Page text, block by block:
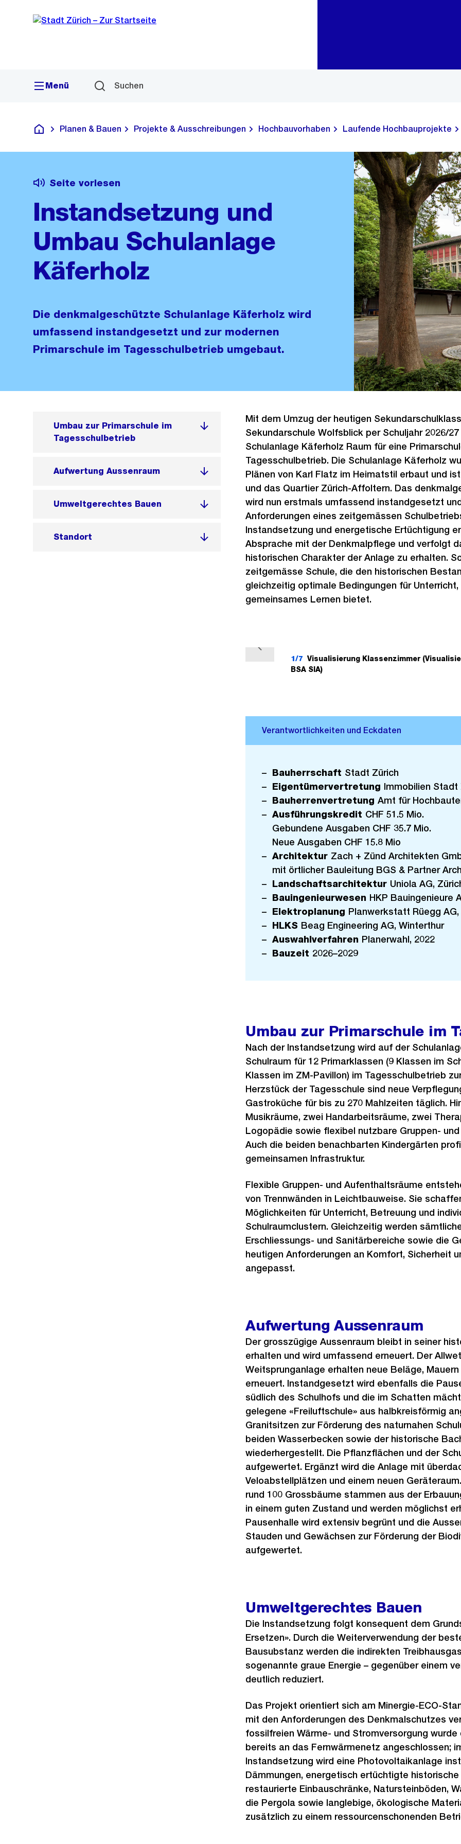
Navigation
Sprunglink
Menü Suchen
Deutsch
Planen & Bauen Projekte & Ausschreibungen Hochbauvorhaben Laufende Hochbauprojekte
Seite vorlesen
Instandsetzung und
Umbau Schulanlage
Käferholz
Die denkmalgeschützte Schulanlage Käferholz wird
umfassend instandgesetzt und zur modernen
Primarschule im Tagesschulbetrieb umgebaut.
Umbau zur Primarschule im
Tagesschulbetrieb
Aufwertung Aussenraum
Umweltgerechtes Bauen
Standort
Mit dem Umzug der heutigen
Sekundarschule Wolfsblick per Schuljahr 2026/
Schulanlage Käferholz Raum für eine
Tagesschulbetrieb. Die Schulanlage Käferholz
Plänen von Karl Flatz im Heimatstil erbaut und
und das Quartier Zürich-Affoltern. Das
wird nun erstmals umfassend instandgesetzt
Anforderungen eines zeitgemässen
Instandsetzung und energetische Ertüchtigung
Absprache mit der Denkmalpflege und verfolgt
historischen Charakter der Anlage zu erhalten.
zeitgemässe Schule, die den historischen
gleichzeitig optimale Bedingungen für Unterricht,
gemeinsames Lernen bietet.
1/7 Visualisierung Klassenzimmer
BSA SIA)
Bauherrschaft Stadt Zürich
Eigentümervertretung Immobilien Stadt
BauherrenvertretungAmt für
Ausführungskredit CHF 51.5 Mio.
Gebundene Ausgaben CHF 35.7 Mio.
Neue Ausgaben CHF 15.8 Mio
Architektur Zach + Zünd Architekten
mit örtlicher Bauleitung BGS & Partner
Landschaftsarchitektur Uniola AG,
Bauingenieurwesen HKP Bauingenieure
Elektroplanung Planwerkstatt Rüegg
HLKS Beag Engineering AG, Winterthur
Auswahlverfahren Planerwahl, 2022
Bauzeit 2026–2029
Umbau zur Primarschule im
Nach der Instandsetzung wird auf der
Schulraum für 12 Primarklassen (9 Klassen im
Klassen im ZM-Pavillon) im Tagesschulbetrieb
Herzstück der Tagesschule sind neue
Gastroküche für bis zu 270 Mahlzeiten täglich.
Musikräume, zwei Handarbeitsräume, zwei
Logopädie sowie flexibel nutzbare Gruppen-
Auch die beiden benachbarten Kindergärten
gemeinsamen Infrastruktur.
Flexible Gruppen- und Aufenthaltsräume
von Trennwänden in Leichtbauweise. Sie
Möglichkeiten für Unterricht, Betreuung und
Schulraumclustern. Gleichzeitig werden
Erschliessungs- und Sanitärbereiche sowie die
heutigen Anforderungen an Komfort, Sicherheit
angepasst.
Aufwertung Aussenraum
Der grosszügige Aussenraum bleibt in seiner
erhalten und wird umfassend erneuert. Der
Weitsprunganlage erhalten neue Beläge,
erneuert. Instandgesetzt wird ebenfalls die
südlich des Schulhofs und die im Schatten
gelegene «Freiluftschule» aus halbkreisförmig
Granitsitzen zur Förderung des naturnahen
beiden Wasserbecken sowie der historische
wiederhergestellt. Die Pflanzflächen und der
aufgewertet. Ergänzt wird die Anlage mit
Veloabstellplätzen und einem neuen
rund 100 Grossbäume stammen aus der
in einem guten Zustand und werden möglichst
Pausenhalle wird extensiv begrünt und die
Stauden und Gewächsen zur Förderung der
aufgewertet.
Umweltgerechtes Bauen
Die Instandsetzung folgt konsequent dem
Ersetzen». Durch die Weiterverwendung der
Bausubstanz werden die indirekten
sogenannte graue Energie – gegenüber einem
deutlich reduziert.
Das Projekt orientiert sich am Minergie-ECO-
mit den Anforderungen des Denkmalschutzes
fossilfreien Wärme- und Stromversorgung wurde
bereits an das Fernwärmenetz angeschlossen;
Instandsetzung wird eine Photovoltaikanlage
Dämmungen, energetisch ertüchtigte
restaurierte Einbauschränke, Natursteinböden,
die Pergola sowie langlebige, ökologische
zusätzlich zu einem ressourcenschonenden